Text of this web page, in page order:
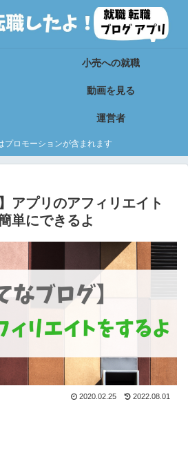
小売への就職
動画を見る
運営者
プロモーションが含まれます
アプリのアフィリエイト
単にできるよ
2020.02.25 2022.08.01